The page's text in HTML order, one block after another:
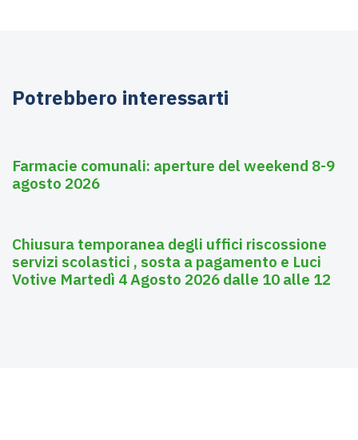
Potrebbero interessarti
Farmacie comunali: aperture del weekend 8-9
agosto 2026
Chiusura temporanea degli uffici riscossione
servizi scolastici , sosta a pagamento e Luci
Votive Martedì 4 Agosto 2026 dalle 10 alle 12